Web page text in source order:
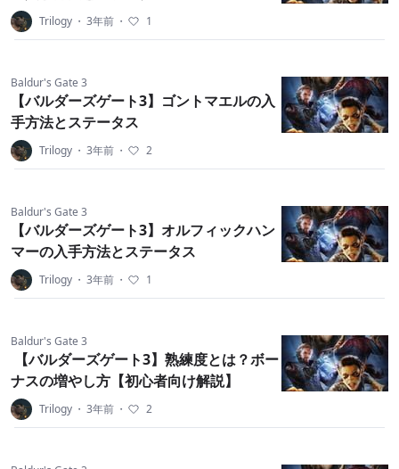
Trilogy ・ 3年前 ・ 1
Baldur's Gate 3
【バルダーズゲート3】ゴントマエルの入
手方法とステータス
Trilogy ・ 3年前 ・ 2
Baldur's Gate 3
【バルダーズゲート3】オルフィックハン
マーの入手方法とステータス
Trilogy ・ 3年前 ・ 1
Baldur's Gate 3
【バルダーズゲート3】熟練度とは？ボー
ナスの増やし方【初心者向け解説】
Trilogy ・ 3年前 ・ 2